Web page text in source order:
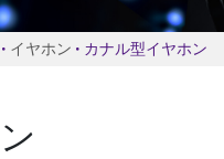
イヤホン カナル型イヤホン